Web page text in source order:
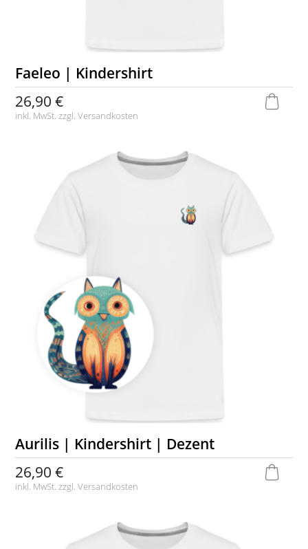
Faeleo | Kindershirt
26,90 €
inkl. MwSt. zzgl.Versandkosten
Aurilis | Kindershirt | Dezent
26,90 €
inkl. MwSt. zzgl.Versandkosten